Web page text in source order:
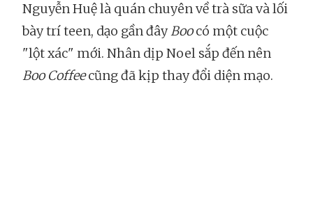
Nguyễn Huệ là quán chuyên về trà sữa và lối
bày trí teen, dạo gần đâyBoocó một cuộc
"lột xác" mới. Nhân dịp Noel sắp đến nên
Boo Coffeecũng đã kịp thay đổi diện mạo.